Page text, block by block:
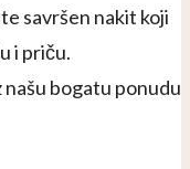
savršen nakit koji
i priču.
bogatu ponudu